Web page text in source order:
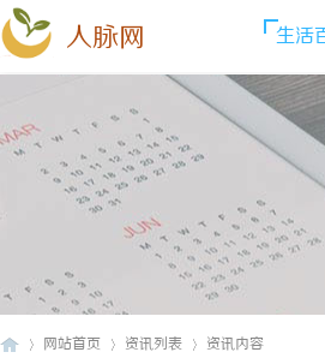
人脉网 生活
网站首页 资讯列表 资讯内容